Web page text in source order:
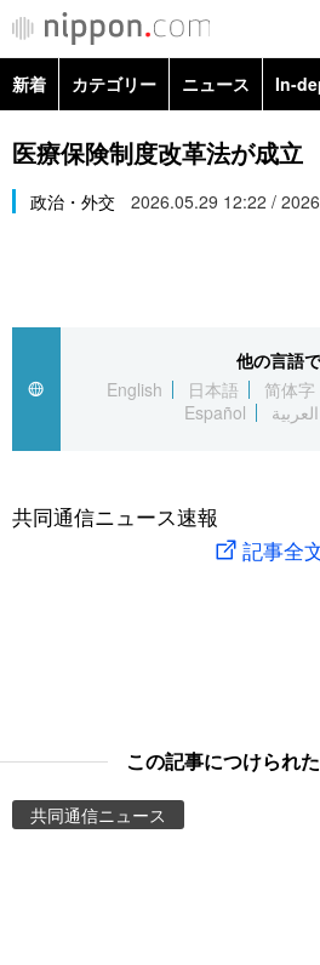
社会
旅と暮らし
新着 カテゴリー ニュース In-
政治・外交
経済・ビジネス
社会
文化
科学・技術
暮らし
医療保険制度改革法が成立
政治・外交 2026.05.29 12:22 /
他の言語
English
日本語 简体字
Español
العربية
共同通信ニュース速報
記事全
この記事につけられ
共同通信ニュース